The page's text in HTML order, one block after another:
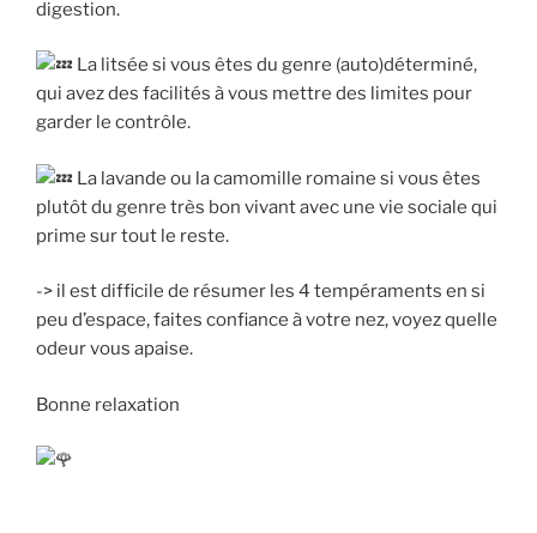
digestion.
La litsée si vous êtes du genre (auto)déterminé,
qui avez des facilités à vous mettre des limites pour
garder le contrôle.
La lavande ou la camomille romaine si vous êtes
plutôt du genre très bon vivant avec une vie sociale qui
prime sur tout le reste.
-> il est difficile de résumer les 4 tempéraments en si
peu d’espace, faites confiance à votre nez, voyez quelle
odeur vous apaise.
Bonne relaxation